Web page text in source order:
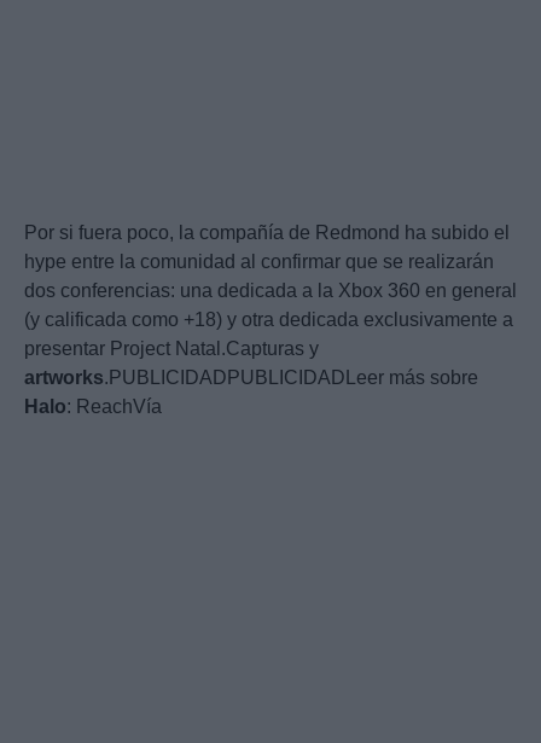
Por si fuera poco, la compañía de Redmond ha subido el
hype entre la comunidad al confirmar que se realizarán
dos conferencias: una dedicada a la Xbox 360 en general
(y calificada como +18) y otra dedicada exclusivamente a
presentar Project Natal.Capturas y
artworks.PUBLICIDADPUBLICIDADLeer más sobre
Halo: ReachVía